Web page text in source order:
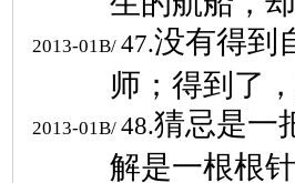
2013-01B/ 47.没有得到
师；得到了
2013-01B/ 48.猜忌是一
解是一根根